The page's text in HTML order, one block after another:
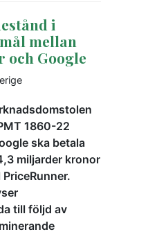
i
mellan
och Google
1860-22
ska betala
miljarder kronor
till följd av